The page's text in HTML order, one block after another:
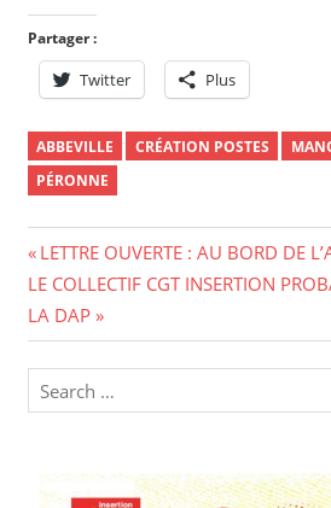
Partager :
Twitter Plus
ABBEVILLE CRÉATION POSTES
PÉRONNE
Navigation
de
l’article
Previous
Post:
LETTRE OUVERTE : AU BORD DE
Next
Post:
LE COLLECTIF CGT INSERTION
LA DAP